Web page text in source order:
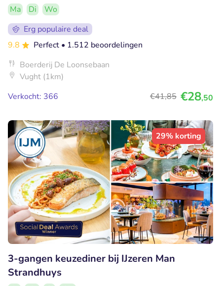
Ma Di
Wo
Erg populaire deal
9.8
Perfect • 1.512 beoordelingen
Boerderij De Loonsebaan
Vught (1km)
Verkocht: 366
€41,85 €28,50
29% korting
3-gangen keuzediner bij IJzeren Man
Strandhuys